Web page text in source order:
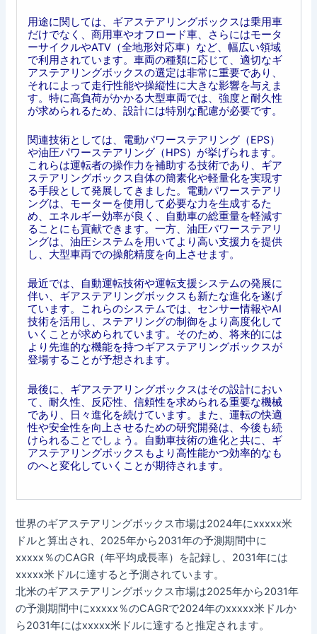
用途に関しては、ギアステアリングボックスは乗用車
だけでなく、商用車やオフロード車、さらにはモータ
ーサイクルやATV（全地形対応車）など、幅広い領域
で利用されています。車両の種類に応じて、適切なギ
アステアリングボックスの選定は非常に重要であり、
それによって走行性能や操縦性に大きな影響を与えま
す。特に高負荷がかかる大型車両では、強度と耐久性
が求められるため、設計には特別な配慮が必要です。
関連技術としては、電動パワーステアリング（EPS）
や油圧パワーステアリング（HPS）が挙げられます。
これらは運転者の操作力を補助する技術であり、ギア
ステアリングボックス自体の簡素化や軽量化を実現す
る手段として発展してきました。電動パワーステアリ
ングは、モーターを使用して必要な力を生成するた
め、エネルギー効率が良く、自動車の総重量を軽減す
ることにも貢献できます。一方、油圧パワーステアリ
ングは、油圧システムを用いてより高い支援力を提供
し、大型車両での操舵精度を向上させます。
最近では、自動運転技術や運転支援システムの発展に
伴い、ギアステアリングボックスも新たな進化を遂げ
ています。これらのシステムでは、センサー情報やAI
技術を活用し、ステアリングの制御をより高度化して
いくことが求められています。そのため、将来的には
より先進的な機能を持つギアステアリングボックスが
登場することが予想されます。
最後に、ギアステアリングボックスはその設計におい
て、耐久性、反応性、信頼性を求められる重要な機械
であり、日々進化を続けています。また、運転の快適
性や安全性を向上させるための研究開発は、今後も続
けられることでしょう。自動車技術の進化と共に、ギ
アステアリングボックスもより高性能かつ効率的なも
のへと変化していくことが期待されます。
世界のギアステアリングボックス市場は2024年にxxxxx米
ドルと算出され、2025年から2031年の予測期間中に
xxxxx％のCAGR（年平均成長率）を記録し、2031年には
xxxxx米ドルに達すると予測されています。
北米のギアステアリングボックス市場は2025年から2031年
の予測期間中にxxxxx％のCAGRで2024年のxxxxx米ドルか
ら2031年にはxxxxx米ドルに達すると推定されます。